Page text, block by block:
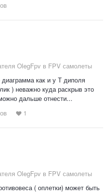
OlegFpv в FPV самолеты
как и у Т диполя
) неважно куда раскрыв это
дальше отнести...
1
OlegFpv в FPV самолеты
( оплетки) может быть